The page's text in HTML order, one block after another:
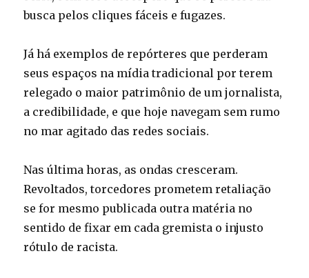
busca pelos cliques fáceis e fugazes.
Já há exemplos de repórteres que perderam
seus espaços na mídia tradicional por terem
relegado o maior patrimônio de um jornalista,
a credibilidade, e que hoje navegam sem rumo
no mar agitado das redes sociais.
Nas última horas, as ondas cresceram.
Revoltados, torcedores prometem retaliação
se for mesmo publicada outra matéria no
sentido de fixar em cada gremista o injusto
rótulo de racista.